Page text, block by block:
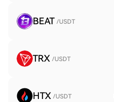
BEAT /USDT
TRX /USDT
HTX /USDT